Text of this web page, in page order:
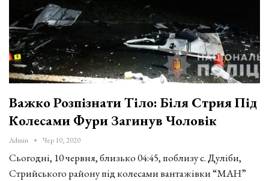
Важко Розпізнати Тіло: Біля Стрия Під
Колесами Фури Загинув Чоловік
Admin Чер 10, 2020
Сьогодні, 10 червня, близько 04:45, поблизу с. Дуліби,
Стрийського району під колесами вантажівки “МАН”